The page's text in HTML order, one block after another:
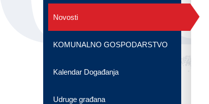
Novosti
KOMUNALNO GOSPODARSTVO
Kalendar Događanja
Udruge građana